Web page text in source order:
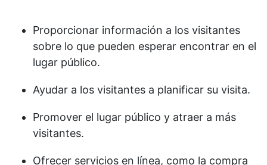
Proporcionar información a los visitantes
sobre lo que pueden esperar encontrar en el
lugar público.
Ayudar a los visitantes a planificar su visita.
Promover el lugar público y atraer a más
visitantes.
Ofrecer servicios en línea, como la compra